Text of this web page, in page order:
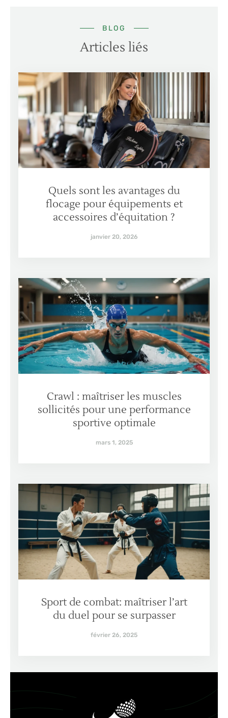
BLOG
Articles liés
Quels sont les avantages du
flocage pour équipements et
accessoires d’équitation ?
janvier 20, 2026
Crawl : maîtriser les muscles
sollicités pour une performance
sportive optimale
mars 1, 2025
Sport de combat: maîtriser l’art
du duel pour se surpasser
février 26, 2025